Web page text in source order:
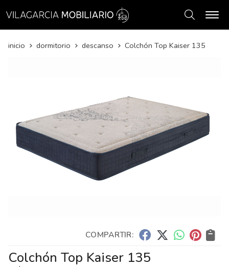
Buscar
inicio dormitorio descanso Colchón Top Kaiser 135
COMPARTIR:
Colchón Top Kaiser 135